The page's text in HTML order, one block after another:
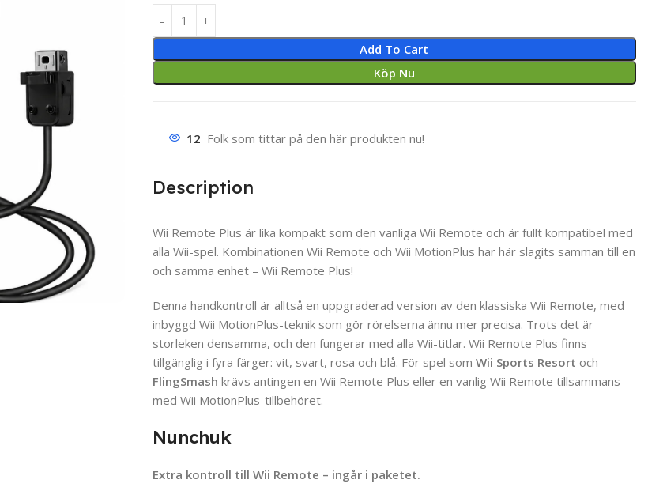
Add To Cart
Köp Nu
12 Folk som tittar på den här produkten nu!
Description
Wii Remote Plus är lika kompakt som den vanliga Wii Remote och är fullt kompatibel med
alla Wii-spel. Kombinationen Wii Remote och Wii MotionPlus har här slagits samman till en
och samma enhet – Wii Remote Plus!
Denna handkontroll är alltså en uppgraderad version av den klassiska Wii Remote, med
inbyggd Wii MotionPlus-teknik som gör rörelserna ännu mer precisa. Trots det är
storleken densamma, och den fungerar med alla Wii-titlar. Wii Remote Plus finns
tillgänglig i fyra färger: vit, svart, rosa och blå. För spel som Wii Sports Resort och
FlingSmash krävs antingen en Wii Remote Plus eller en vanlig Wii Remote tillsammans
med Wii MotionPlus-tillbehöret.
Nunchuk
Extra kontroll till Wii Remote – ingår i paketet.